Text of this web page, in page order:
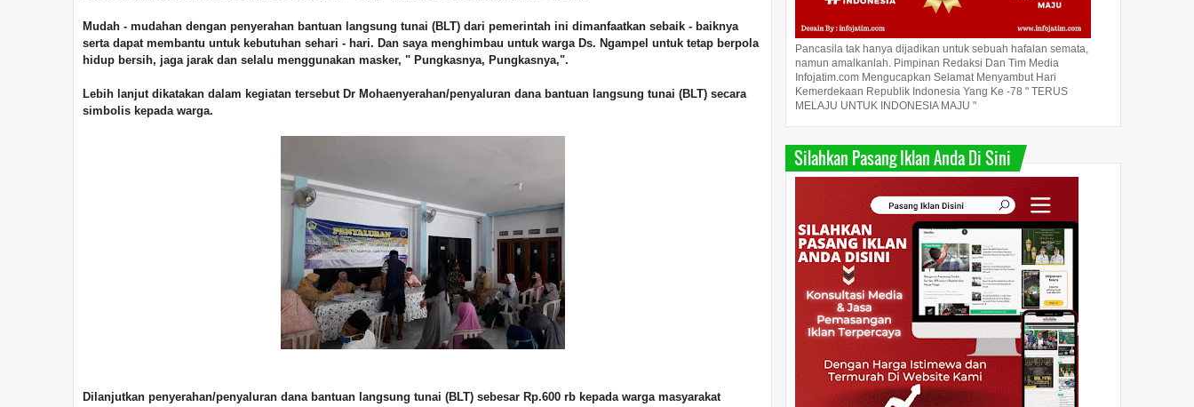
Mudah - mudahan dengan penyerahan bantuan langsung tunai (BLT) dari pemerintah ini dimanfaatkan sebaik - baiknya
serta dapat membantu untuk kebutuhan sehari - hari. Dan saya menghimbau untuk warga Ds. Ngampel untuk tetap berpola
hidup bersih, jaga jarak dan selalu menggunakan masker, " Pungkasnya, Pungkasnya,".
Lebih lanjut dikatakan dalam kegiatan tersebut Dr Mohaenyerahan/penyaluran dana bantuan langsung tunai (BLT) secara
simbolis kepada warga.
Dilanjutkan penyerahan/penyaluran dana bantuan langsung tunai (BLT) sebesar Rp.600 rb kepada warga masyarakat
Pancasila tak hanya dijadikan untuk sebuah hafalan semata,
namun amalkanlah. Pimpinan Redaksi Dan Tim Media
Infojatim.com Mengucapkan Selamat Menyambut Hari
Kemerdekaan Republik Indonesia Yang Ke -78 " TERUS
MELAJU UNTUK INDONESIA MAJU "
Silahkan Pasang Iklan Anda Di Sini